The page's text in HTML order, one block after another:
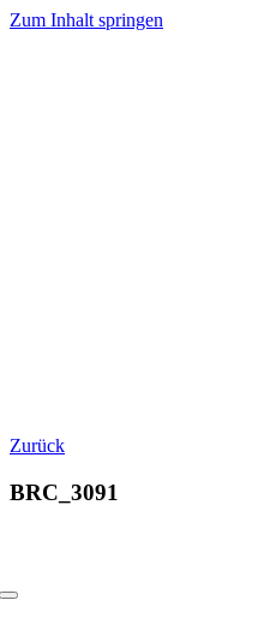
Zum Inhalt springen
Zurück
BRC_3091